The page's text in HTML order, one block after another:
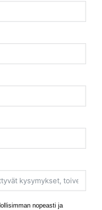
nopeasti ja